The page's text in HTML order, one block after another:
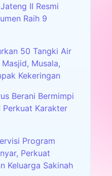
II Resmi
Raih 9
50 Tangki Air
Musala,
Kekeringan
Berani Bermimpi
Perkuat Karakter
Program
Perkuat
Keluarga Sakinah